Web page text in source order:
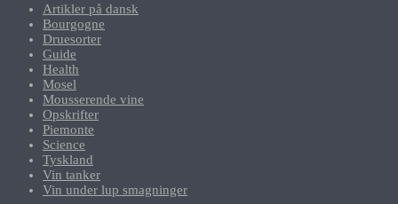
Artikler på dansk
Bourgogne
Druesorter
Guide
Health
Mosel
Mousserende vine
Opskrifter
Piemonte
Science
Tyskland
Vin tanker
Vin under lup smagninger